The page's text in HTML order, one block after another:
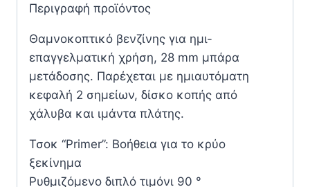
Περιγραφή προϊόντος
Θαμνοκοπτικό βενζίνης για ημι-
επαγγελματική χρήση, 28 mm μπάρα
μετάδοσης. Παρέχεται με ημιαυτόματη
κεφαλή 2 σημείων, δίσκο κοπής από
χάλυβα και ιμάντα πλάτης.
Τσοκ “Primer”: Βοήθεια για το κρύο
ξεκίνημα
Ρυθμιζόμενο διπλό τιμόνι 90 °